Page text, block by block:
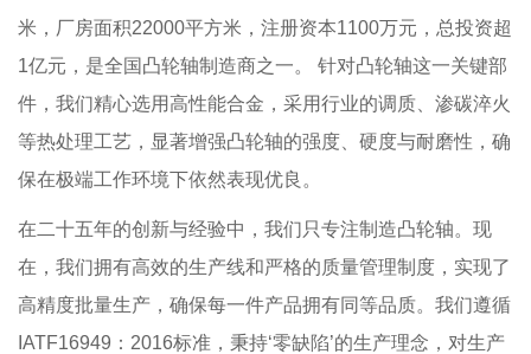
米，厂房面积22000平方米，注册资本1100万元，总投资超
1亿元，是全国凸轮轴制造商之一。 针对凸轮轴这一关键部
件，我们精心选用高性能合金，采用行业的调质、渗碳淬火
等热处理工艺，显著增强凸轮轴的强度、硬度与耐磨性，确
保在极端工作环境下依然表现优良。
在二十五年的创新与经验中，我们只专注制造凸轮轴。现
在，我们拥有高效的生产线和严格的质量管理制度，实现了
高精度批量生产，确保每一件产品拥有同等品质。我们遵循
IATF16949：2016标准，秉持‘零缺陷’的生产理念，对生产